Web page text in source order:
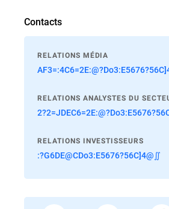
Contacts
RELATIONS MÉDIA
RELATIONS ANALYSTES DU
RELATIONS INVESTISSEURS
:?G6DE@CDo3:E5676?56C]4@∬